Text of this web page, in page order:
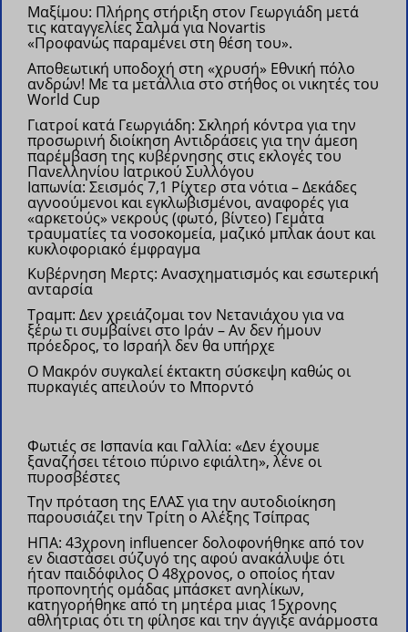
Μαξίμου: Πλήρης στήριξη στον Γεωργιάδη μετά
τις καταγγελίες Σαλμά για Novartis
«Προφανώς παραμένει στη θέση του».
Αποθεωτική υποδοχή στη «χρυσή» Εθνική πόλο
ανδρών! Με τα μετάλλια στο στήθος οι νικητές του
World Cup
Γιατροί κατά Γεωργιάδη: Σκληρή κόντρα για την
προσωρινή διοίκησηΑντιδράσεις για την άμεση
παρέμβαση της κυβέρνησης στις εκλογές του
Πανελληνίου Ιατρικού Συλλόγου
Ιαπωνία: Σεισμός 7,1 Ρίχτερ στα νότια – Δεκάδες
αγνοούμενοι και εγκλωβισμένοι, αναφορές για
«αρκετούς» νεκρούς (φωτό, βίντεο) Γεμάτα
τραυματίες τα νοσοκομεία, μαζικό μπλακ άουτ και
κυκλοφοριακό έμφραγμα
Kυβέρνηση Μερτς: Ανασχηματισμός και εσωτερική
ανταρσία
Τραμπ: Δεν χρειάζομαι τον Νετανιάχου για να
ξέρω τι συμβαίνει στο Ιράν – Αν δεν ήμουν
πρόεδρος, το Ισραήλ δεν θα υπήρχε
Ο Μακρόν συγκαλεί έκτακτη σύσκεψη καθώς οι
πυρκαγιές απειλούν το Μπορντό
Φωτιές σε Ισπανία και Γαλλία: «Δεν έχουμε
ξαναζήσει τέτοιο πύρινο εφιάλτη», λένε οι
πυροσβέστες
Την πρόταση της ΕΛΑΣ για την αυτοδιοίκηση
παρουσιάζει την Τρίτη ο Αλέξης Τσίπρας
ΗΠΑ: 43χρονη influencer δολοφονήθηκε από τον
εν διαστάσει σύζυγό της αφού ανακάλυψε ότι
ήταν παιδόφιλος Ο 48χρονος, ο οποίος ήταν
προπονητής ομάδας μπάσκετ ανηλίκων,
κατηγορήθηκε από τη μητέρα μιας 15χρονης
αθλήτριας ότι τη φίλησε και την άγγιξε ανάρμοστα